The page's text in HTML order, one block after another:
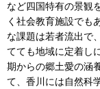
など四国特有の景観
く社会教育施設でも
な課題は若者流出で
てても地域に定着し
期からの郷土愛の涵
て、香川には自然科